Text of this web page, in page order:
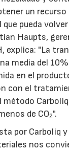
un recurso
que pueda
Haupts,
explica: "La
media del
en el
con el
método
de CO2".
por Carboliq
nos